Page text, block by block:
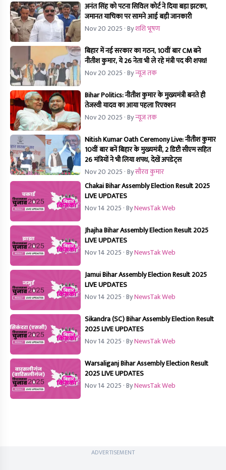
अनंत सिंह को पटना सिविल कोर्ट ने दिया बड़ा झटका,
जमानत याचिका पर सामने आई बड़ी जानकारी
Nov 20 2025 · Byशशि भूषण
बिहार में नई सरकार का गठन, 10वीं बार CM बने
नीतीश कुमार, ये 26 नेता भी ले रहे मंत्री पद की शपथ!
Nov 20 2025 · Byन्यूज तक
Bihar Politics: नीतीश कुमार के मुख्यमंत्री बनते ही
तेजस्वी यादव का आया पहला रिएक्शन
Nov 20 2025 · Byन्यूज तक
Nitish Kumar Oath Ceremony Live: नीतीश कुमार
10वीं बार बनें बिहार के मुख्यमंत्री, 2 डिप्टी सीएम सहित
26 मंत्रियों ने भी लिया शपथ, देखें अपडेट्स
Nov 20 2025 · Byसौरव कुमार
Chakai Bihar Assembly Election Result 2025
LIVE UPDATES
Nov 14 2025 · ByNewsTak Web
Jhajha Bihar Assembly Election Result 2025
LIVE UPDATES
Nov 14 2025 · ByNewsTak Web
Jamui Bihar Assembly Election Result 2025
LIVE UPDATES
Nov 14 2025 · ByNewsTak Web
Sikandra (SC) Bihar Assembly Election Result
2025 LIVE UPDATES
Nov 14 2025 · ByNewsTak Web
Warsaliganj Bihar Assembly Election Result
2025 LIVE UPDATES
Nov 14 2025 · ByNewsTak Web
ADVERTISEMENT